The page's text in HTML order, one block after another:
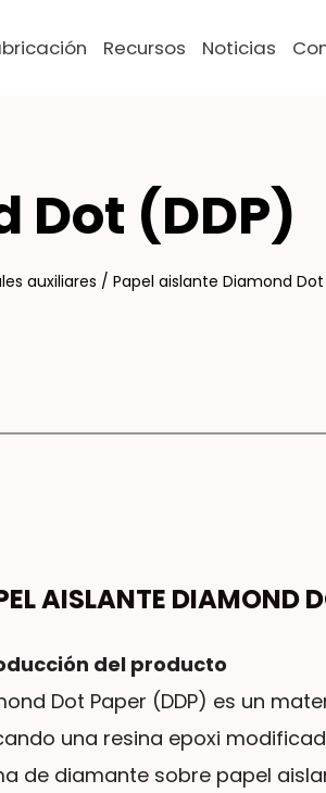
Recursos Noticias
Dot (DDP)
auxiliares / Papel aislante Diamond Dot
AISLANTE DIAMOND
del producto
Dot Paper (DDP) es un
una resina epoxi
de diamante sobre papel